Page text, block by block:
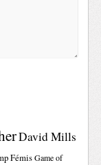
David Mills
Fémis Game of